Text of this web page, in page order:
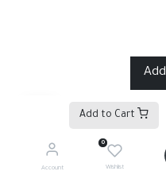
0
Wishlist
Account